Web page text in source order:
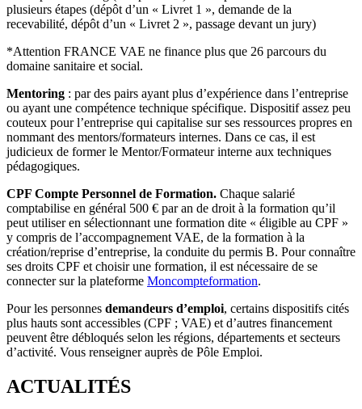
plusieurs étapes (dépôt d’un « Livret 1 », demande de la
recevabilité, dépôt d’un « Livret 2 », passage devant un jury)
*Attention FRANCE VAE ne finance plus que 26 parcours du
domaine sanitaire et social.
Mentoring : par des pairs ayant plus d’expérience dans l’entreprise
ou ayant une compétence technique spécifique. Dispositif assez peu
couteux pour l’entreprise qui capitalise sur ses ressources propres en
nommant des mentors/formateurs internes. Dans ce cas, il est
judicieux de former le Mentor/Formateur interne aux techniques
pédagogiques.
CPF Compte Personnel de Formation. Chaque salarié
comptabilise en général 500 € par an de droit à la formation qu’il
peut utiliser en sélectionnant une formation dite « éligible au CPF »
y compris de l’accompagnement VAE, de la formation à la
création/reprise d’entreprise, la conduite du permis B. Pour connaître
ses droits CPF et choisir une formation, il est nécessaire de se
connecter sur la plateforme Moncompteformation.
Pour les personnes demandeurs d’emploi, certains dispositifs cités
plus hauts sont accessibles (CPF ; VAE) et d’autres financement
peuvent être débloqués selon les régions, départements et secteurs
d’activité. Vous renseigner auprès de Pôle Emploi.
ACTUALITÉS